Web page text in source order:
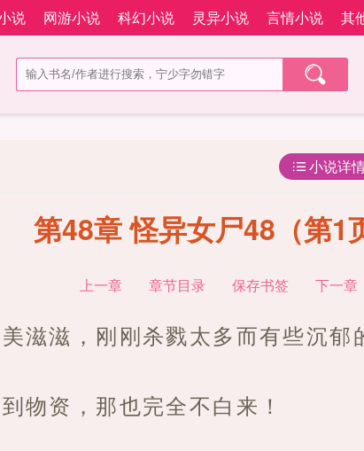
说 网游小说 科幻小说 灵异小说 言情小说 其
小说详
第48章 怪异女尸48（第1
上一章 章节目录 保存书签 下一章
滋滋，刚刚杀戮太多而有些沉郁
物资，那也完全不白来！